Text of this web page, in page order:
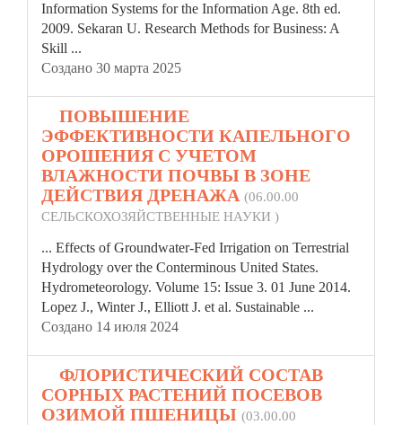
Information Systems for the Information Age. 8th ed.
2009. Sekaran U. Research Methods for Business: A
Skill ...
Создано 30 марта 2025
ПОВЫШЕНИЕ
ЭФФЕКТИВНОСТИ КАПЕЛЬНОГО
ОРОШЕНИЯ С УЧЕТОМ
ВЛАЖНОСТИ ПОЧВЫ В ЗОНЕ
ДЕЙСТВИЯ ДРЕНАЖА (06.00.00
СЕЛЬСКОХОЗЯЙСТВЕННЫЕ НАУКИ )
... Effects of Groundwater-Fed Irrigation on Terrestrial
Hydrology over the Conterminous United States.
Hydrometeorology. Volume 15: Issue 3. 01 June 2014.
Lopez J., WinterJ., Elliott J. et al. Sustainable ...
Создано 14 июля 2024
ФЛОРИСТИЧЕСКИЙ СОСТАВ
СОРНЫХ РАСТЕНИЙ ПОСЕВОВ
ОЗИМОЙ ПШЕНИЦЫ (03.00.00